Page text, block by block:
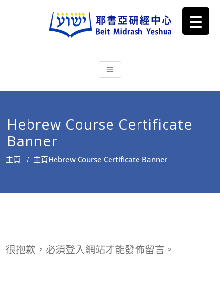
耶書亞研經中心
根源明白聖經，成為更好的門徒
Hebrew Course Certificate
Banner
主頁 / 主頁Hebrew Course Certificate Banner
很抱歉，必須登入網站才能發佈留言。